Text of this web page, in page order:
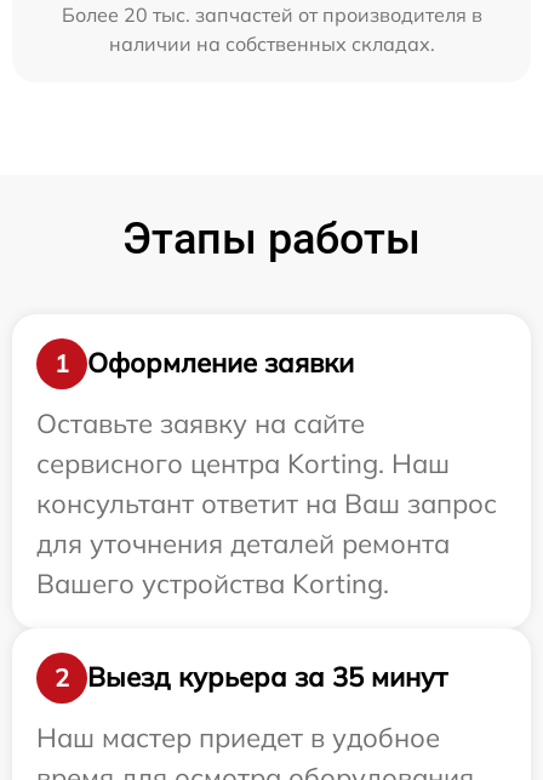
Более 20 тыс. запчастей от производителя в
наличии на собственных складах.
Этапы работы
1
Оформление заявки
Оставьте заявку на сайте
сервисного центра Korting. Наш
консультант ответит на Ваш запрос
для уточнения деталей ремонта
Вашего устройства Korting.
2
Выезд курьера за 35 минут
Наш мастер приедет в удобное